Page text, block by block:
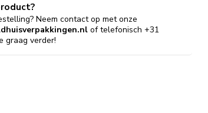
Neem contact op met onze
of telefonisch +31
graag verder!